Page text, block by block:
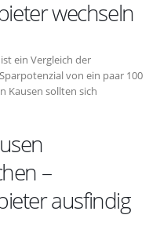
wechseln
ein Vergleich der
von ein paar 100
Kausen sollten sich
–
ausfindig